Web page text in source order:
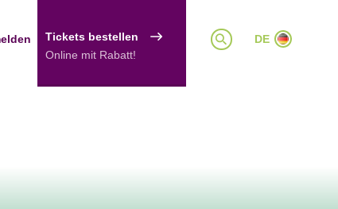
Tickets bestellen
Online mit Rabatt!
DE